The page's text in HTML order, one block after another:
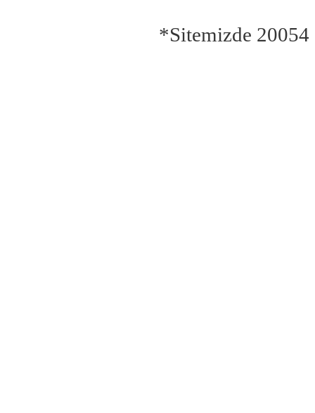
*Sitemizde 20054